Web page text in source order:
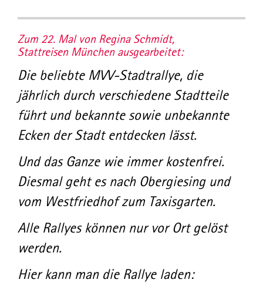
Zum 22. Mal von Regina Schmidt,
Stattreisen München ausgearbeitet:
Die beliebte MVV-Stadtrallye, die
jährlich durch verschiedene Stadtteile
führt und bekannte sowie unbekannte
Ecken der Stadt entdecken lässt.
Und das Ganze wie immer kostenfrei.
Diesmal geht es nach Obergiesing und
vom Westfriedhof zum Taxisgarten.
Alle Rallyes können nur vor Ort gelöst
werden.
Hier kann man die Rallye laden: